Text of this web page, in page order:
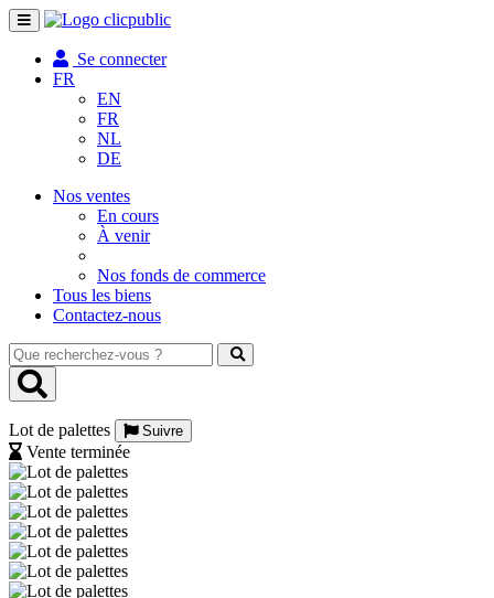
Toggle
navigation
Se connecter
FR
EN
FR
NL
DE
Nos ventes
En cours
À venir
Nos fonds de commerce
Tous les biens
Contactez-nous
Que
recherchez-
vous
Lot de palettes
Suivre
Vente terminée